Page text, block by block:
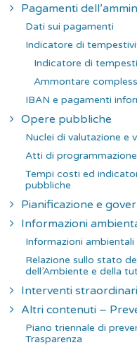
Pagamenti
Dati sui pagamenti
Indicatore di
Indicatore di
Ammontare
IBAN e pagamenti
Opere pubbliche
Nuclei di valutazione e
Atti di
Tempi costi ed
pubbliche
Pianificazione e
Informazioni
Informazioni ambientali
Relazione sullo stato
dell’Ambiente e della
Interventi
Altri contenuti –
Piano triennale di
Trasparenza